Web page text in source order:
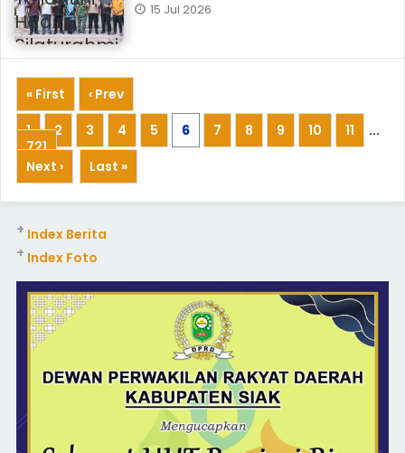
15 Jul 2026
« First
‹ Prev
1
2 3 4 5 6 7 8 9 10 11
...
721
Next ›
Last »
Index Berita
+
Index Foto
+